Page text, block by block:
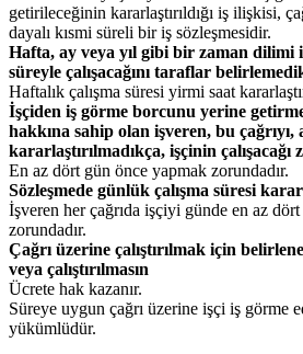
getirileceğinin kararlaştırıldığı iş ilişkisi,
dayalı kısmi süreli bir iş sözleşmesidir.
Hafta, ay veya yıl gibi bir zaman dilimi
süreyle çalışacağını taraflar
Haftalık çalışma süresi yirmi saat
İşçiden iş görme borcunu yerine
hakkına sahip olan işveren, bu çağrıyı,
kararlaştırılmadıkça, işçinin çalışacağı
En az dört gün önce yapmak zorundadır.
Sözleşmede günlük çalışma süresi
İşveren her çağrıda işçiyi günde en az dört
zorundadır.
Çağrı üzerine çalıştırılmak için
veya çalıştırılmasın
Ücrete hak kazanır.
Süreye uygun çağrı üzerine işçi iş görme
yükümlüdür.